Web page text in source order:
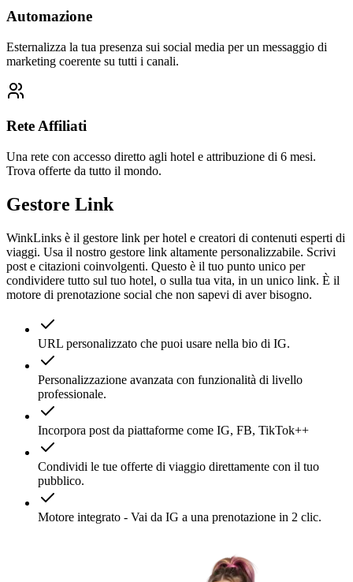
Automazione
Esternalizza la tua presenza sui social media per un messaggio di
marketing coerente su tutti i canali.
Rete Affiliati
Una rete con accesso diretto agli hotel e attribuzione di 6 mesi.
Trova offerte da tutto il mondo.
Gestore Link
WinkLinks è il gestore link per hotel e creatori di contenuti esperti di
viaggi. Usa il nostro gestore link altamente personalizzabile. Scrivi
post e citazioni coinvolgenti. Questo è il tuo punto unico per
condividere tutto sul tuo hotel, o sulla tua vita, in un unico link. È il
motore di prenotazione social che non sapevi di aver bisogno.
URL personalizzato che puoi usare nella bio di IG.
Personalizzazione avanzata con funzionalità di livello
professionale.
Incorpora post da piattaforme come IG, FB, TikTok++
Condividi le tue offerte di viaggio direttamente con il tuo
pubblico.
Motore integrato - Vai da IG a una prenotazione in 2 clic.